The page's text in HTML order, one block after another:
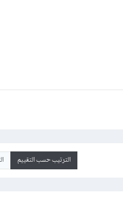
الترتيب حسب التقييم